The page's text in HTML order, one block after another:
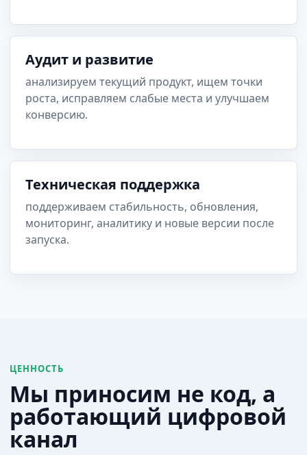
Аудит и развитие
анализируем текущий продукт, ищем точки
роста, исправляем слабые места и улучшаем
конверсию.
Техническая поддержка
поддерживаем стабильность, обновления,
мониторинг, аналитику и новые версии после
запуска.
ЦЕННОСТЬ
Мы приносим не код, а
работающий цифровой
канал